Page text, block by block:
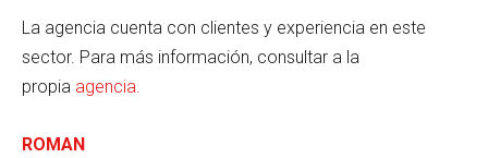
La agencia cuenta con clientes y experiencia en este
sector. Para más información, consultar a la
propia agencia.
ROMAN